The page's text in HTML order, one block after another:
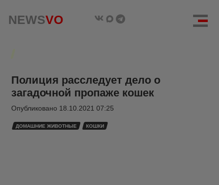
NEWSVO
Полиция расследует дело о
загадочной пропаже кошек
Опубликовано 18.10.2021 07:25
ДОМАШНИЕ ЖИВОТНЫЕ КОШКИ